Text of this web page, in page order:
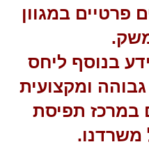
פרטיים במגוון
בנוסף ליחס
ומקצועית
במרכז תפיסת
משרדנו.